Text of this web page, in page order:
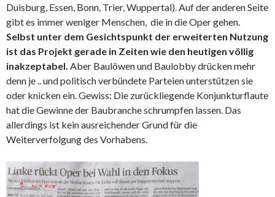
Duisburg, Essen, Bonn, Trier, Wuppertal). Auf der anderen Seite
gibt es immer weniger Menschen, die in die Oper gehen.
Selbst unter dem Gesichtspunkt der erweiterten Nutzung
ist das Projekt gerade in Zeiten wie den heutigen völlig
inakzeptabel. Aber Baulöwen und Baulobby drücken mehr
denn je .. und politisch verbündete Parteien unterstützen sie
oder knicken ein. Gewiss: Die zurückliegende Konjunkturflaute
hat die Gewinne der Baubranche schrumpfen lassen. Das
allerdings ist kein ausreichender Grund für die
Weiterverfolgung des Vorhabens.